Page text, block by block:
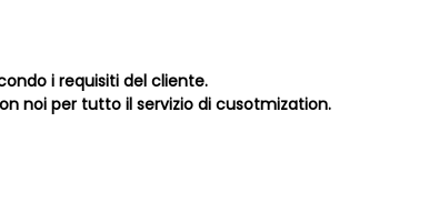
i requisiti del cliente.
noi per tutto il servizio di cusotmization.